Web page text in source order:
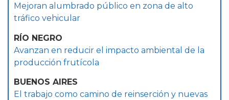
Mejoran alumbrado público en zona de alto
tráfico vehicular
RÍO NEGRO
Avanzan en reducir el impacto ambiental de la
producción frutícola
BUENOS AIRES
El trabajo como camino de reinserción y nuevas